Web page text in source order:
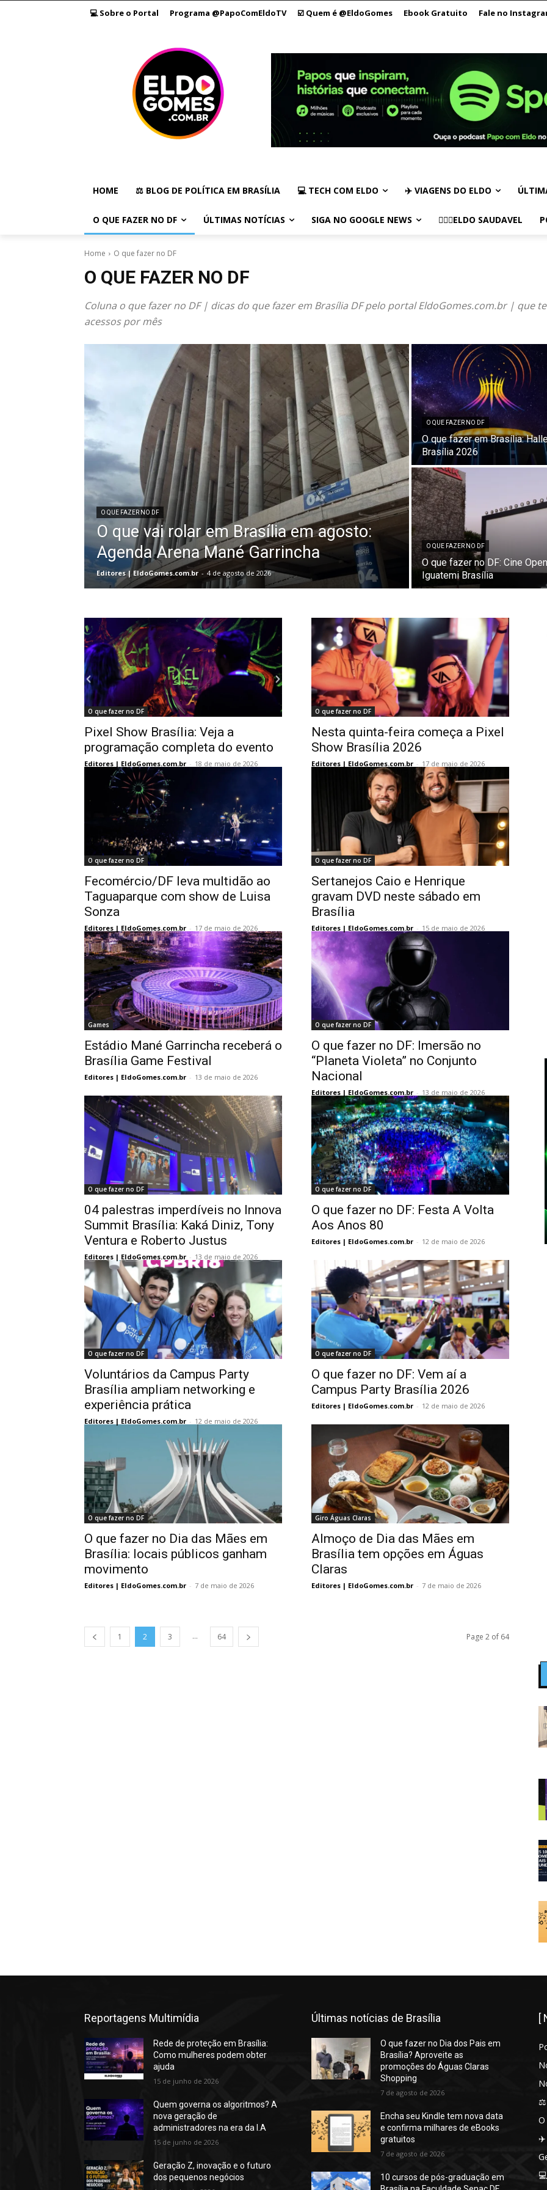
💻 Sobre o Portal Programa @PapoComEldoTV ☑️ Quem é @EldoGomes Ebook Gratuito Fale no
HOME ⚖️ BLOG DE POLÍTICA EM BRASÍLIA 💻 TECH COM ELDO ✈️ VIAGENS DO ELDO
O QUE FAZER NO DF ÚLTIMAS NOTÍCIAS SIGA NO GOOGLE NEWS 🏃🏻‍♂️ELDO SAUDAVEL
Home O que fazer no DF
O QUE FAZER NO DF
Coluna o que fazer no DF | dicas do que fazer em Brasília DF pelo portal EldoGomes.com.br | que
acessos por mês
O QUE FAZER NO DF
O que vai rolar em Brasília em agosto:
Agenda Arena Mané Garrincha
Editores | EldoGomes.com.br - 4 de agosto de 2026
O QUE FAZER NO DF
O que fazer em Brasília:
Brasília 2026
O QUE FAZER NO DF
O que fazer no DF: Cine
Iguatemi Brasília
O que fazer no DF
Pixel Show Brasília: Veja a
programação completa do evento
Editores | EldoGomes.com.br - 18 de maio de 2026
O que fazer no DF
Nesta quinta-feira começa a Pixel
Show Brasília 2026
Editores | EldoGomes.com.br - 17 de maio de 2026
O que fazer no DF
Fecomércio/DF leva multidão ao
Taguaparque com show de Luisa
Sonza
Editores | EldoGomes.com.br - 17 de maio de 2026
O que fazer no DF
Sertanejos Caio e Henrique
gravam DVD neste sábado em
Brasília
Editores | EldoGomes.com.br - 15 de maio de 2026
Games
Estádio Mané Garrincha receberá o
Brasília Game Festival
Editores | EldoGomes.com.br - 13 de maio de 2026
O que fazer no DF
O que fazer no DF: Imersão no
“Planeta Violeta” no Conjunto
Nacional
Editores | EldoGomes.com.br - 13 de maio de 2026
O que fazer no DF
04 palestras imperdíveis no Innova
Summit Brasília: Kaká Diniz, Tony
Ventura e Roberto Justus
Editores | EldoGomes.com.br - 13 de maio de 2026
O que fazer no DF
O que fazer no DF: Festa A Volta
Aos Anos 80
Editores | EldoGomes.com.br - 12 de maio de 2026
O que fazer no DF
Voluntários da Campus Party
Brasília ampliam networking e
experiência prática
Editores | EldoGomes.com.br - 12 de maio de 2026
O que fazer no DF
O que fazer no DF: Vem aí a
Campus Party Brasília 2026
Editores | EldoGomes.com.br - 12 de maio de 2026
O que fazer no DF
O que fazer no Dia das Mães em
Brasília: locais públicos ganham
movimento
Editores | EldoGomes.com.br - 7 de maio de 2026
Giro Águas Claras
Almoço de Dia das Mães em
Brasília tem opções em Águas
Claras
Editores | EldoGomes.com.br - 7 de maio de 2026
1 2 3 ... 64 Page 2 of 64
Reportagens Multimídia
Rede de proteção em Brasília:
Como mulheres podem obter
ajuda
15 de junho de 2026
Quem governa os algoritmos? A
nova geração de
administradores na era da I.A
15 de junho de 2026
Geração Z, inovação e o futuro
dos pequenos negócios
Últimas notícias de Brasília
O que fazer no Dia dos Pais em
Brasília? Aproveite as
promoções do Águas Claras
Shopping
7 de agosto de 2026
Encha seu Kindle tem nova data
e confirma milhares de eBooks
gratuitos
7 de agosto de 2026
10 cursos de pós-graduação em
[
⚖️
✈️